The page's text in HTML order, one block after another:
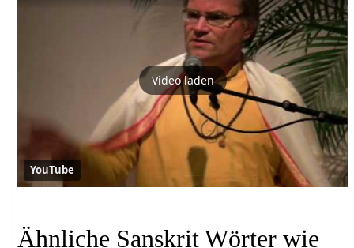
Video laden
YouTube
Ähnliche Sanskrit Wörter wie